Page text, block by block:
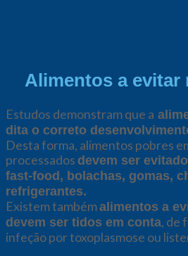
Alimentos a evitar
Estudos demonstram que a
dita o correto
Desta forma, alimentos pobres
processados devem ser
fast-food, bolachas, gomas,
refrigerantes.
Existem tambémalimentos a
devem ser tidos em conta, de
infeção por toxoplasmose ou